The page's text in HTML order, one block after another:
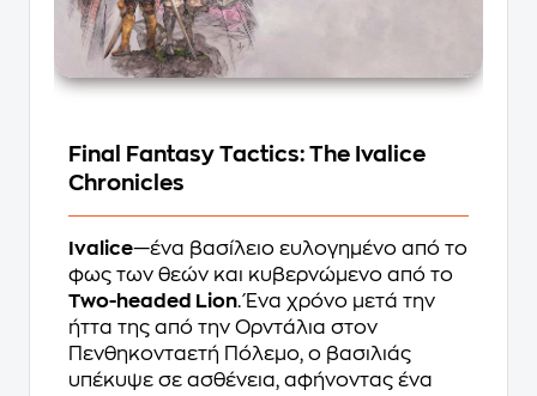
Final Fantasy Tactics: The Ivalice
Chronicles
Ivalice—ένα βασίλειο ευλογημένο από το
φως των θεών και κυβερνώμενο από το
Two-headed Lion. Ένα χρόνο μετά την
ήττα της από την Ορντάλια στον
Πενθηκονταετή Πόλεμο, ο βασιλιάς
υπέκυψε σε ασθένεια, αφήνοντας ένα